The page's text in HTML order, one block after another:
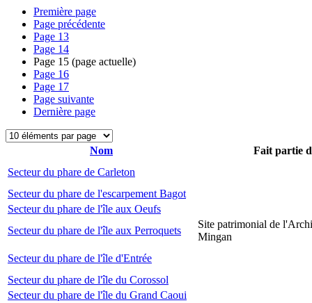
Première page
Page précédente
Page 13
Page 14
Page 15 (page actuelle)
Page 16
Page 17
Page suivante
Dernière page
Nom
Fait partie
Secteur du phare de Carleton
Secteur du phare de l'escarpement Bagot
Secteur du phare de l'île aux Oeufs
Secteur du phare de l'île aux Perroquets
Site patrimonial de
Mingan
Secteur du phare de l'île d'Entrée
Secteur du phare de l'île du Corossol
Secteur du phare de l'île du Grand Caoui